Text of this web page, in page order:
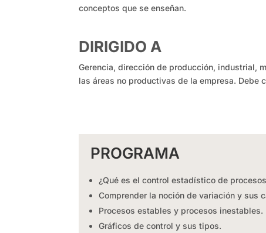
conceptos que se enseñan.
DIRIGIDO A
Gerencia, dirección de producción, industrial,
las áreas no productivas de la empresa. Debe
PROGRAMA
¿Qué es el control estadístico de
Comprender la noción de variación y sus
Procesos estables y procesos inestables.
Gráficos de control y sus tipos.